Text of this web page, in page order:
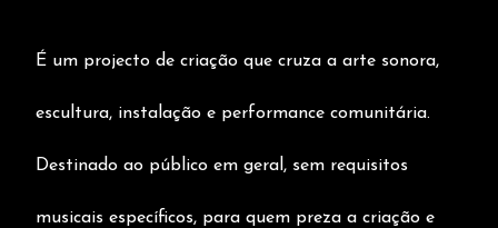
É um projecto de criação que cruza a arte sonora,
escultura, instalação e performance comunitária.
Destinado ao público em geral, sem requisitos
musicais específicos, para quem preza a criação e